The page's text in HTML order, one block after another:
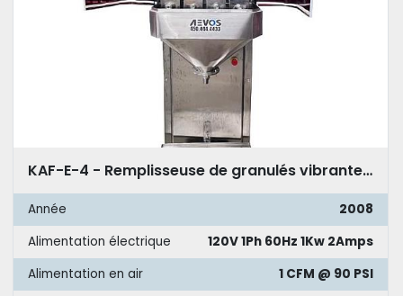
KAF-E-4 - Remplisseuse de granulés vibrante à 4 cellules
Année
2008
Alimentation électrique
120V 1Ph 60Hz 1Kw 2Amps
Alimentation en air
1 CFM @ 90 PSI